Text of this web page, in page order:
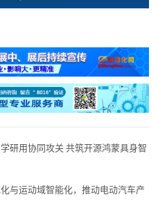
研用协同攻关 共筑开源鸿蒙具身智
与运动域智能化，推动电动汽车产